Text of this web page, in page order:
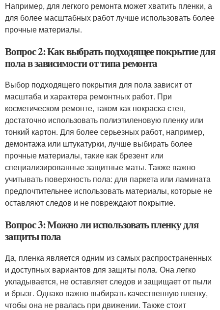
Например, для легкого ремонта может хватить пленки, а
для более масштабных работ лучше использовать более
прочные материалы.
Вопрос 2: Как выбрать подходящее покрытие для
пола в зависимости от типа ремонта
Выбор подходящего покрытия для пола зависит от
масштаба и характера ремонтных работ. При
косметическом ремонте, таком как покраска стен,
достаточно использовать полиэтиленовую пленку или
тонкий картон. Для более серьезных работ, например,
демонтажа или штукатурки, лучше выбирать более
прочные материалы, такие как брезент или
специализированные защитные маты. Также важно
учитывать поверхность пола: для паркета или ламината
предпочтительнее использовать материалы, которые не
оставляют следов и не повреждают покрытие.
Вопрос 3: Можно ли использовать пленку для
защиты пола
Да, пленка является одним из самых распространенных
и доступных вариантов для защиты пола. Она легко
укладывается, не оставляет следов и защищает от пыли
и брызг. Однако важно выбирать качественную пленку,
чтобы она не рвалась при движении. Также стоит